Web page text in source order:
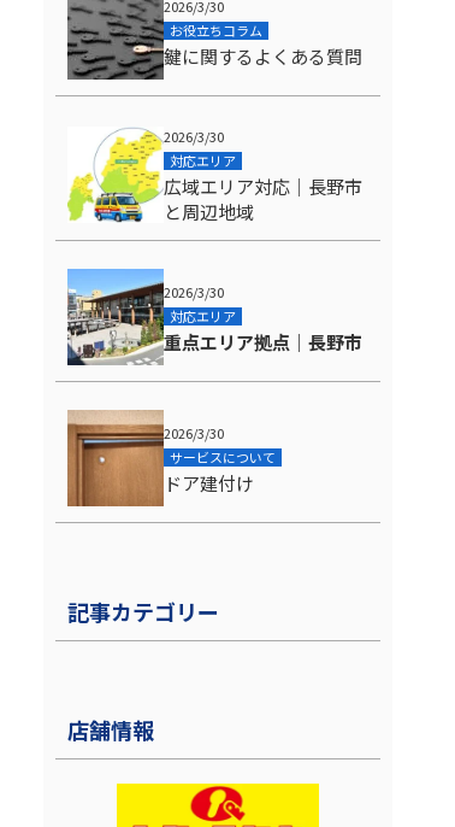
2026/3/30
お役立ちコラム
鍵に関するよくある質問
2026/3/30
対応エリア
広域エリア対応｜長野市
と周辺地域
2026/3/30
対応エリア
重点エリア拠点｜長野市
2026/3/30
サービスについて
ドア建付け
記事カテゴリー
店舗情報